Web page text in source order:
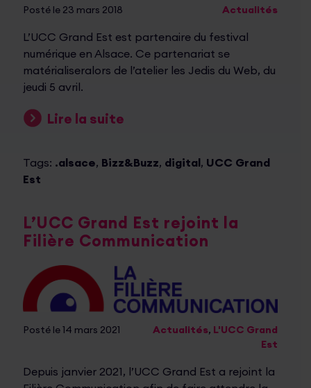
Posté le 23 mars 2018 Actualités
L’UCC Grand Est est partenaire du festival
numérique en Alsace. Ce partenariat se
matérialiseralors de l’atelier les Jedis du Web, du
jeudi 5 avril.
Lire la suite
Tags: .alsace, Bizz&Buzz, digital, UCC Grand
Est
L’UCC Grand Est rejoint la
Filière Communication
Posté le 14 mars 2021 Actualités, L'UCC Grand
Est
Depuis janvier 2021, l’UCC Grand Est a rejoint la